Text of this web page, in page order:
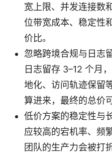
宽上限、并发连接数
位带宽成本、稳定性
价比。
忽略跨境合规与日志
日志留存 3–12 个月
地化、访问轨迹保留
算进来，最终的总价
低价方案的稳定性与
应较高的宕机率、频
团队的生产力会被打